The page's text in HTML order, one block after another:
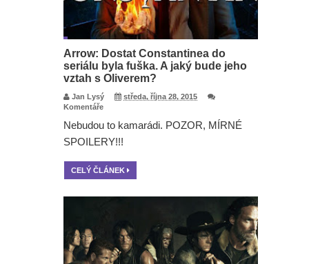
Arrow: Dostat Constantinea do
seriálu byla fuška. A jaký bude jeho
vztah s Oliverem?
Jan Lysý
středa, října 28, 2015
Komentáře
Nebudou to kamarádi. POZOR, MÍRNÉ
SPOILERY!!!
CELÝ ČLÁNEK